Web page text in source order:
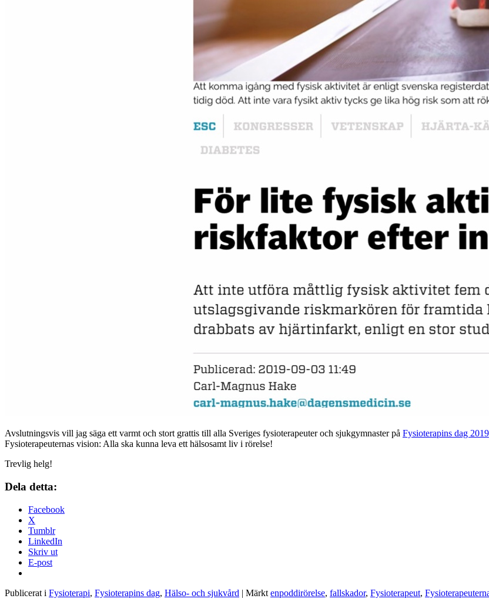
Avslutningsvis vill jag säga ett varmt och stort grattis till alla Sveriges fysioterapeuter och sjukgymnaster på Fysioterapins dag 2019
Fysioterapeuternas vision: Alla ska kunna leva ett hälsosamt liv i rörelse!
Trevlig helg!
Dela detta:
Facebook
X
Tumblr
LinkedIn
Skriv ut
E-post
Publicerat i Fysioterapi, Fysioterapins dag, Hälso- och sjukvård | Märkt enpoddirörelse, fallskador, Fysioterapeut,